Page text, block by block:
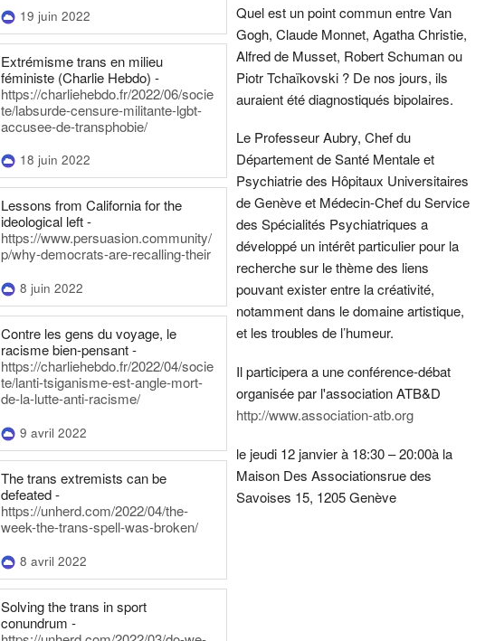
19 juin 2022
Extrémisme trans en milieu
féministe (Charlie Hebdo) -
https://charliehebdo.fr/2022/06/socie
te/labsurde-censure-militante-lgbt-
accusee-de-transphobie/
18 juin 2022
Lessons from California for the
ideological left -
https://www.persuasion.community/
p/why-democrats-are-recalling-their
8 juin 2022
Contre les gens du voyage, le
racisme bien-pensant -
https://charliehebdo.fr/2022/04/socie
te/lanti-tsiganisme-est-angle-mort-
de-la-lutte-anti-racisme/
9 avril 2022
The trans extremists can be
defeated -
https://unherd.com/2022/04/the-
week-the-trans-spell-was-broken/
8 avril 2022
Solving the trans in sport
conundrum -
Quel est un point commun entre Van
Gogh, Claude Monnet, Agatha Christie,
Alfred de Musset, Robert Schuman ou
Piotr Tchaïkovski ? De nos jours, ils
auraient été diagnostiqués bipolaires.
Le Professeur Aubry, Chef du
Département de Santé Mentale et
Psychiatrie des Hôpitaux Universitaires
de Genève et Médecin-Chef du Service
des Spécialités Psychiatriques a
développé un intérêt particulier pour la
recherche sur le thème des liens
pouvant exister entre la créativité,
notamment dans le domaine artistique,
et les troubles de l’humeur.
Il participera a une conférence-débat
organisée par l'association ATB&D
http://www.association-atb.org
le jeudi 12 janvier à 18:30 – 20:00à la
Maison Des Associationsrue des
Savoises 15, 1205 Genève